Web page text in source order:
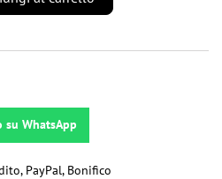
WhatsApp
PayPal, Bonifico